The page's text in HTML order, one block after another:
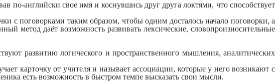
по-английски свое имя и коснувшись друг друга локтями, что способствует
с поговорками таким образом, чтобы одним досталось начало поговорки, а
метод даёт возможность развивать лексические, словопроизносительные
развитию логического и пространственного мышления, аналитических
карточку от учителя и называет ассоциации, которые у него возникают с
есть возможность в быстром темпе высказать свои мысли.